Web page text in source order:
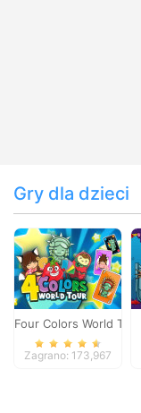
Gry dla dzieci
Four Colors World Tour
Zagrano: 173,967